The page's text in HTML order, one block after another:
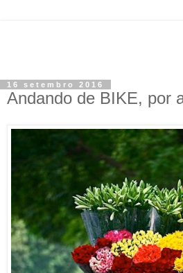
16 setembro 2016
Andando de BIKE, por